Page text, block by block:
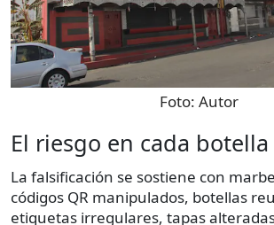
Foto: Autor
El riesgo en cada botella
La falsificación se sostiene con
códigos QR manipulados, botellas
etiquetas irregulares, tapas